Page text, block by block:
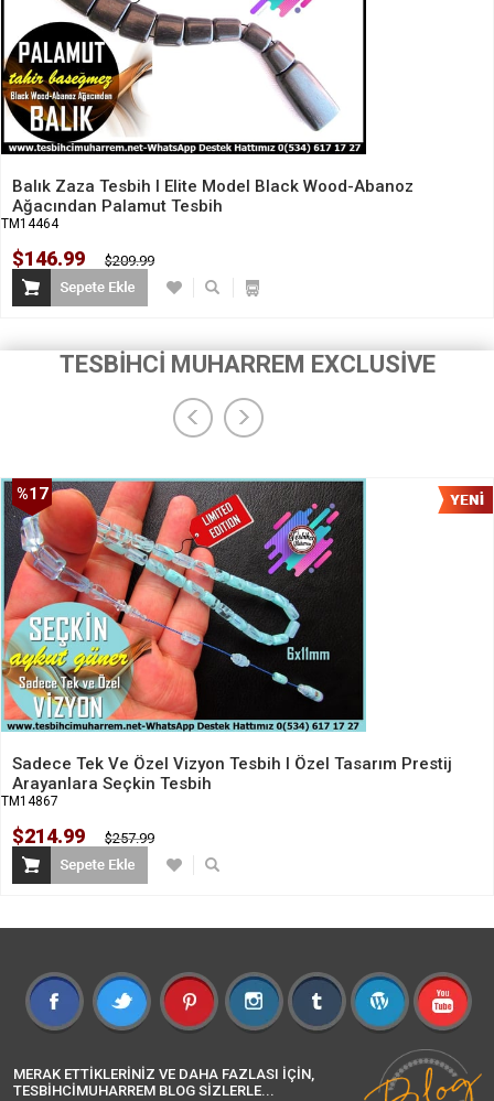
Balık Zaza Tesbih I Elite Model Black Wood-Abanoz
Ağacından Palamut Tesbih
TM14464
$146.99 $209.99
TESBİHCİ MUHARREM EXCLUSİVE
Sadece Tek Ve Özel Vizyon Tesbih I Özel Tasarım Prestij
Arayanlara Seçkin Tesbih
TM14867
$214.99 $257.99
%17
İndirim
MERAK ETTİKLERİNİZ VE DAHA FAZLASI İÇİN,
TESBİHCİMUHARREM BLOG SİZLERLE...